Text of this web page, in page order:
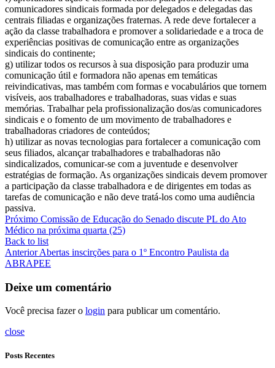
comunicadores sindicais formada por delegados e delegadas das
centrais filiadas e organizações fraternas. A rede deve fortalecer a
ação da classe trabalhadora e promover a solidariedade e a troca de
experiências positivas de comunicação entre as organizações
sindicais do continente;
g) utilizar todos os recursos à sua disposição para produzir uma
comunicação útil e formadora não apenas em temáticas
reivindicativas, mas também com formas e vocabulários que tornem
visíveis, aos trabalhadores e trabalhadoras, suas vidas e suas
memórias. Trabalhar pela profissionalização dos/as comunicadores
sindicais e o fomento de um movimento de trabalhadores e
trabalhadoras criadores de conteúdos;
h) utilizar as novas tecnologias para fortalecer a comunicação com
seus filiados, alcançar trabalhadores e trabalhadoras não
sindicalizados, comunicar-se com a juventude e desenvolver
estratégias de formação. As organizações sindicais devem promover
a participação da classe trabalhadora e de dirigentes em todas as
tarefas de comunicação e não deve tratá-los como uma audiência
passiva.
Próximo Comissão de Educação do Senado discute PL do Ato
Médico na próxima quarta (25)
Back to list
Anterior Abertas inscirções para o 1º Encontro Paulista da
ABRAPEE
Deixe um comentário
Você precisa fazer o login para publicar um comentário.
close
Posts Recentes